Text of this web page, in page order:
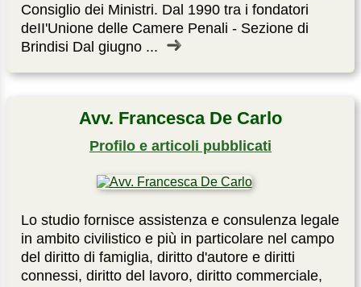
Consiglio dei Ministri. Dal 1990 tra i fondatori
deII'Unione delle Camere Penali - Sezione di
Brindisi Dal giugno ...
Avv. Francesca De Carlo
Profilo e articoli pubblicati
Lo studio fornisce assistenza e consulenza legale
in ambito civilistico e più in particolare nel campo
del diritto di famiglia, diritto d'autore e diritti
connessi, diritto del lavoro, diritto commerciale,